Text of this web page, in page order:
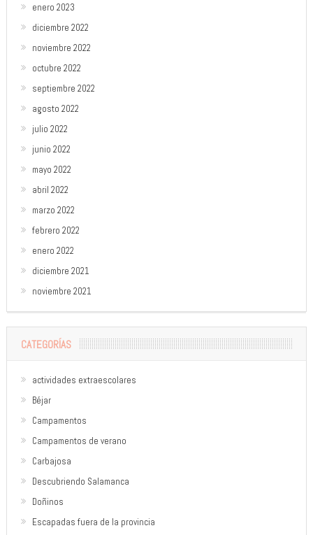
enero 2023
diciembre 2022
noviembre 2022
octubre 2022
septiembre 2022
agosto 2022
julio 2022
junio 2022
mayo 2022
abril 2022
marzo 2022
febrero 2022
enero 2022
diciembre 2021
noviembre 2021
CATEGORÍAS
actividades extraescolares
Béjar
Campamentos
Campamentos de verano
Carbajosa
Descubriendo Salamanca
Doñinos
Escapadas fuera de la provincia